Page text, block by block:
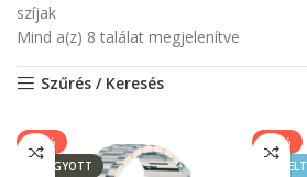
szíjak
Mind a(z) 8 találat megjelenítve
Szűrés / Keresés
-20%
ELFOGYOTT
-50%
KIEMELT